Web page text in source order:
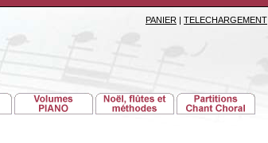
PANIER | TELECHARGEMENT